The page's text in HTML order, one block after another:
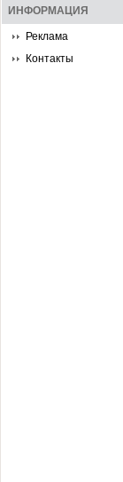
ИНФОРМАЦИЯ
Реклама
Контакты